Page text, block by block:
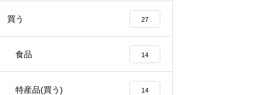
買う 27
食品 14
特産品(買う) 14